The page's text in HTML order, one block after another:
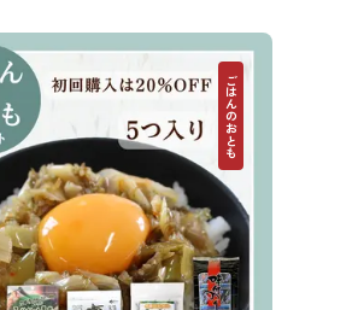
ごはんのおとも